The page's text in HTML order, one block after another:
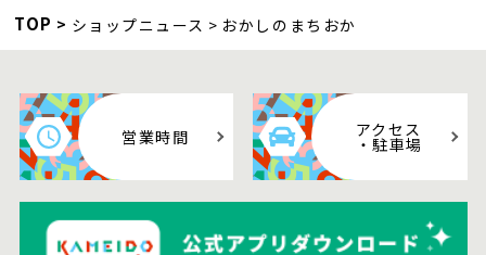
TOP ショップニュース おかしのまちおか
営業時間 アクセス
・駐車場